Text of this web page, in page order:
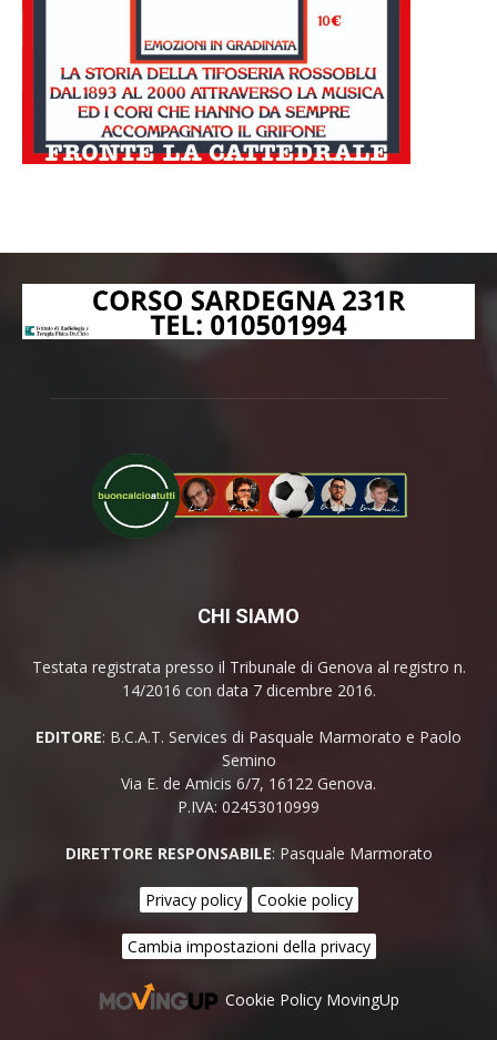
CHI SIAMO
Testata registrata presso il Tribunale di Genova al registro n.
14/2016 con data 7 dicembre 2016.
EDITORE: B.C.A.T. Services di Pasquale Marmorato e Paolo
Semino
Via E. de Amicis 6/7, 16122 Genova.
P.IVA: 02453010999
DIRETTORE RESPONSABILE: Pasquale Marmorato
Privacy policy Cookie policy
Cambia impostazioni della privacy
Cookie Policy MovingUp